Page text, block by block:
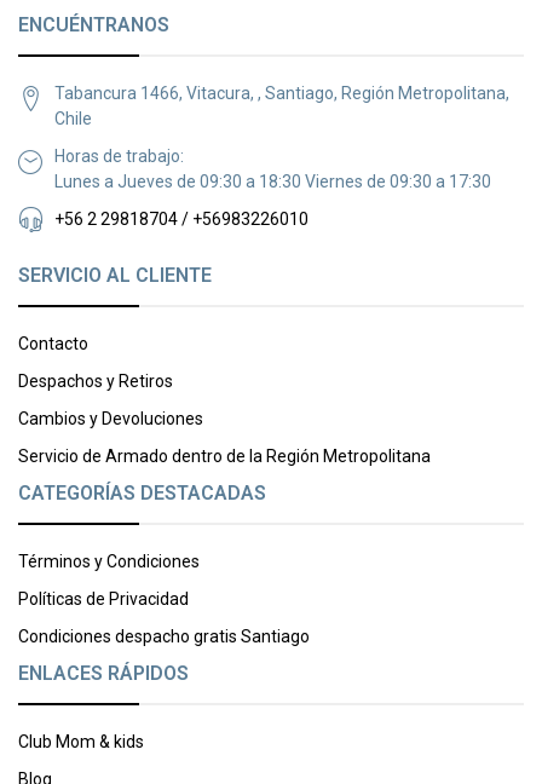
ENCUÉNTRANOS
Tabancura 1466, Vitacura, , Santiago, Región Metropolitana,
Chile
Horas de trabajo:
Lunes a Jueves de 09:30 a 18:30 Viernes de 09:30 a 17:30
+56 2 29818704 / +56983226010
SERVICIO AL CLIENTE
Contacto
Despachos y Retiros
Cambios y Devoluciones
Servicio de Armado dentro de la Región Metropolitana
CATEGORÍAS DESTACADAS
Términos y Condiciones
Políticas de Privacidad
Condiciones despacho gratis Santiago
ENLACES RÁPIDOS
Club Mom & kids
Blog